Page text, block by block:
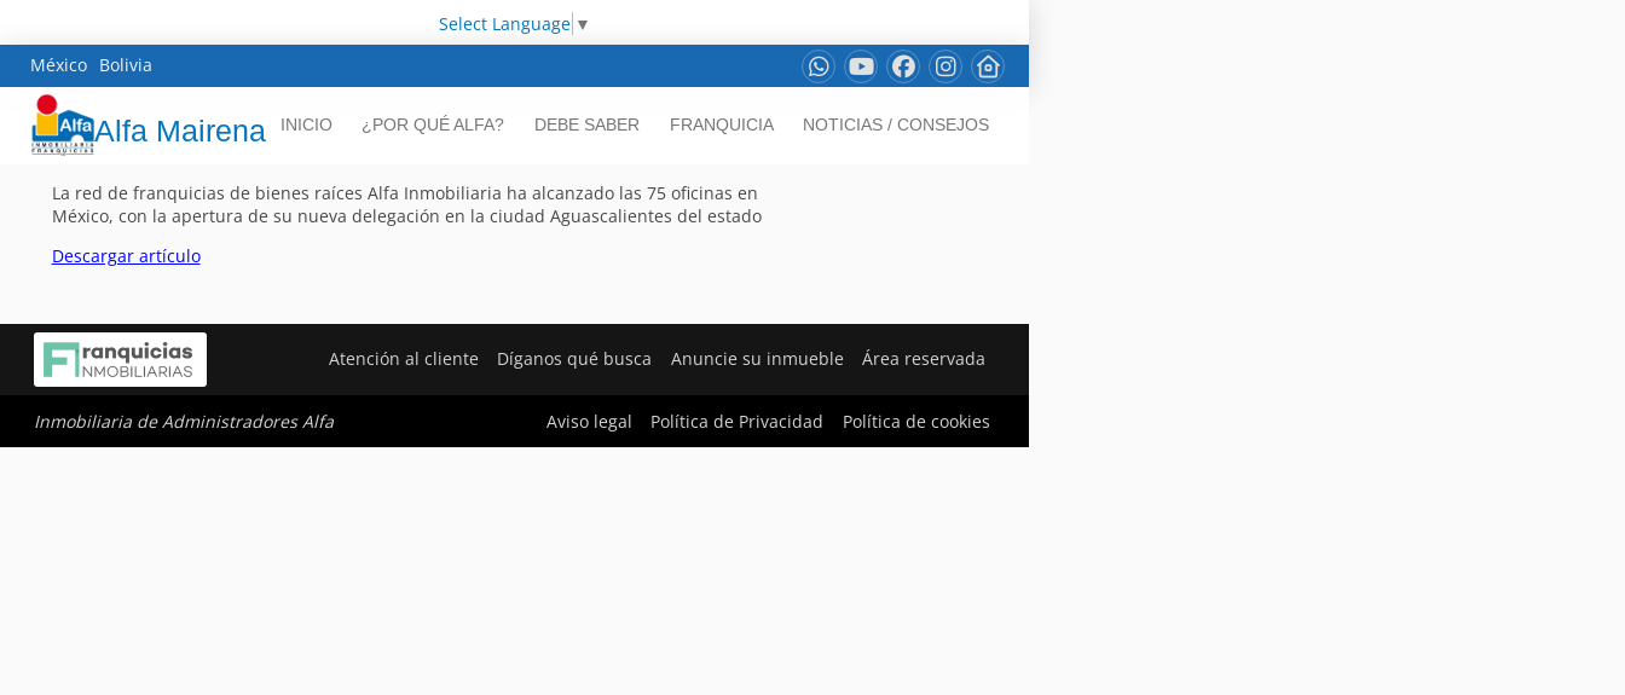
Select Language ▼
México Bolivia
Alfa Mairena INICIO ¿POR QUÉ ALFA? DEBE SABER FRANQUICIA NOTICIAS / CONSEJOS
La red de franquicias de bienes raíces Alfa Inmobiliaria ha alcanzado las 75 oficinas en
México, con la apertura de su nueva delegación en la ciudad Aguascalientes del estado
Descargar artículo
Atención al cliente Díganos qué busca Anuncie su inmueble Área reservada
Inmobiliaria de Administradores Alfa Aviso legal Política de Privacidad Política de cookies